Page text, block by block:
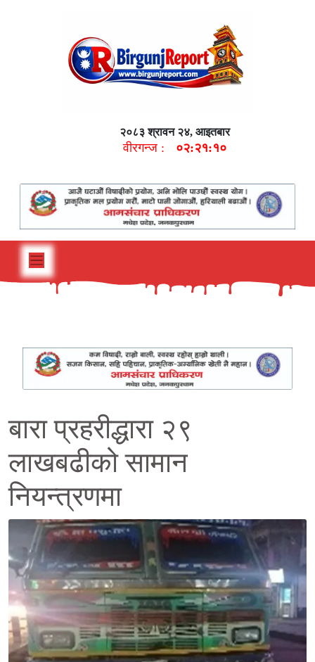
२०८३ श्रावन २४, आइतबार
वीरगन्ज : ०२:२१:११
बारा प्रहरीद्धारा २९
लाखबढीको सामान
नियन्त्रणमा